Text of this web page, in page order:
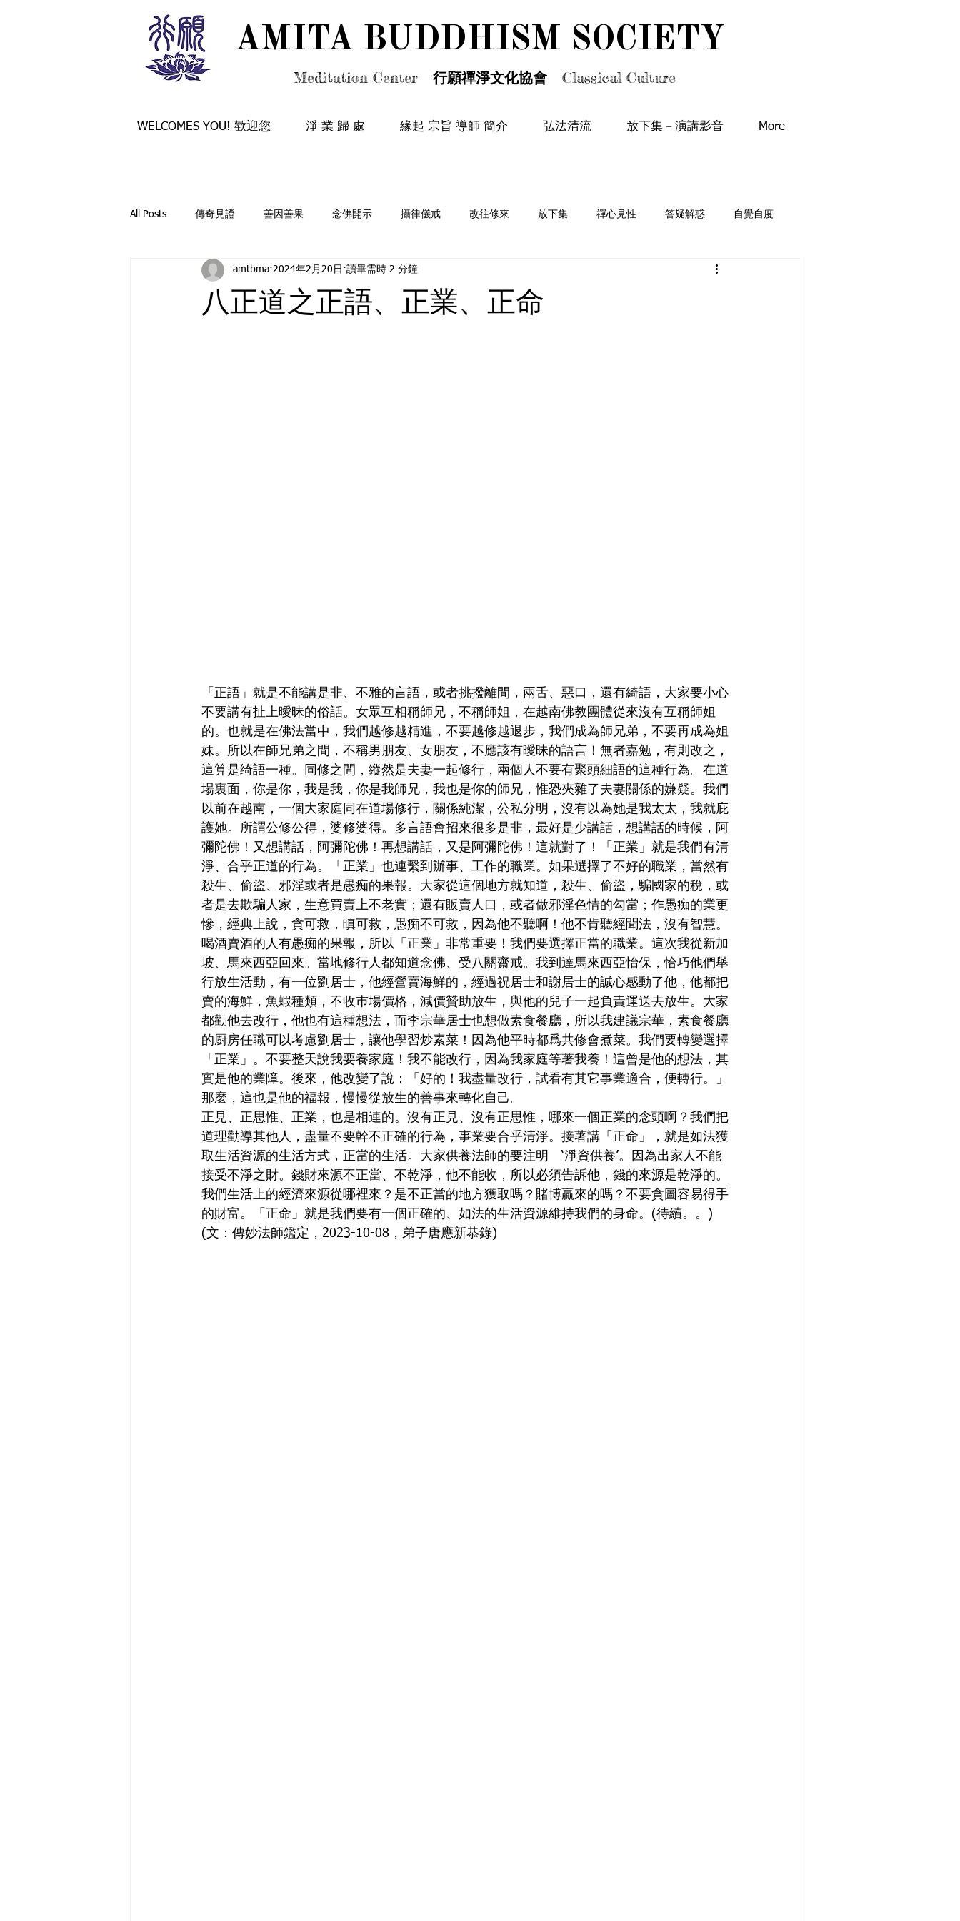
AMITA BUDDHISM SOCIETY
AMITA BUDDHISM SOCIETY
Meditation Center 行願禪淨文化協會Classical Culture
WELCOMES YOU! 歡迎您 淨 業 歸 處 緣起 宗旨 導師 簡介 弘法清流 放下集－演講影音 More
All Posts 傳奇見證 善因善果 念佛開示 攝律儀戒 改往修來 放下集 禪心見性 答疑解惑 自覺自度
行願法訊 覺有情篇
八正道之正語、正業、正命
amtbma 2024年2月20日 讀畢需時 2 分鐘
「正語」就是不能講是非、不雅的言語，或者挑撥離間，兩舌、惡口，還有綺語，大家要小心
不要講有扯上曖昧的俗話。女眾互相稱師兄，不稱師姐，在越南佛教團體從來沒有互稱師姐
的。也就是在佛法當中，我們越修越精進，不要越修越退步，我們成為師兄弟，不要再成為姐
妹。所以在師兄弟之間，不稱男朋友、女朋友，不應該有曖昧的語言！無者嘉勉，有則改之，
這算是绮語一種。同修之間，縱然是夫妻一起修行，兩個人不要有聚頭細語的這種行為。在道
場裏面，你是你，我是我，你是我師兄，我也是你的師兄，惟恐夾雜了夫妻關係的嫌疑。我們
以前在越南，一個大家庭同在道場修行，關係純潔，公私分明，沒有以為她是我太太，我就庇
護她。所謂公修公得，婆修婆得。多言語會招來很多是非，最好是少講話，想講話的時候，阿
彌陀佛！又想講話，阿彌陀佛！再想講話，又是阿彌陀佛！這就對了！
「正業」就是我們有清
淨、合乎正道的行為。「正業」也連繫到辦事、工作的職業。如果選擇了不好的職業，當然有
殺生、偷盜、邪淫或者是愚痴的果報。大家從這個地方就知道，殺生、偷盜，騙國家的稅，或
者是去欺騙人家，生意買賣上不老實；還有販賣人口，或者做邪淫色情的勾當；作愚痴的業更
慘，經典上說，貪可救，瞋可救，愚痴不可救，因為他不聽啊！他不肯聽經聞法，沒有智慧。
喝酒賣酒的人有愚痴的果報，所以「正業」非常重要！我們要選擇正當的職業。這次我從新加
坡、馬來西亞回來。當地修行人都知道念佛、受八關齋戒。我到達馬來西亞怡保，恰巧他們舉
行放生活動，有一位劉居士，他經營賣海鮮的，經過祝居士和謝居士的誠心感動了他，他都把
賣的海鮮，魚蝦種類，不收巿場價格，減價贊助放生，與他的兒子一起負責運送去放生。大家
都勸他去改行，他也有這種想法，而李宗華居士也想做素食餐廳，所以我建議宗華，素食餐廳
的㕑房任職可以考慮劉居士，讓他學習炒素菜！因為他平時都爲共修會煮菜。我們要轉變選擇
「正業」。不要整天說我要養家庭！我不能改行，因為我家庭等著我養！這曾是他的想法，其
實是他的業障。後來，他改變了說：「好的！我盡量改行，試看有其它事業適合，便轉行。」
那麼，這也是他的福報，慢慢從放生的善事來轉化自己。
正見、正思惟、正業，也是相連的。沒有正見、沒有正思惟，哪來一個正業的念頭啊？我們把
道理勸導其他人，盡量不要幹不正確的行為，事業要合乎清淨。 接著講「正命」，就是如法獲
取生活資源的生活方式，正當的生活。大家供養法師的要注明   ‘淨資供養’。因為出家人不能
接受不淨之財。錢財來源不正當、不乾淨，他不能收，所以必須告訴他，錢的來源是乾淨的。
我們生活上的經濟來源從哪裡來？是不正當的地方獲取嗎？賭博贏來的嗎？不要貪圖容易得手
的財富。「正命」就是我們要有一個正確的、如法的生活資源維持我們的身命。(待續。。)
(文：傳妙法師鑑定，2023-10-08，弟子唐應新恭錄)